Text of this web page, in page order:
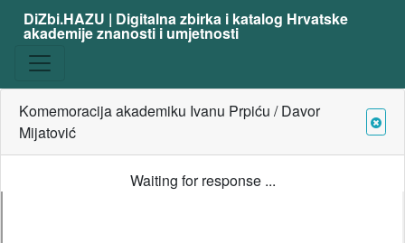
DiZbi.HAZU | Digitalna zbirka i katalog Hrvatske
akademije znanosti i umjetnosti
Komemoracija akademiku Ivanu Prpiću / Davor
Mijatović
Waiting for response ...